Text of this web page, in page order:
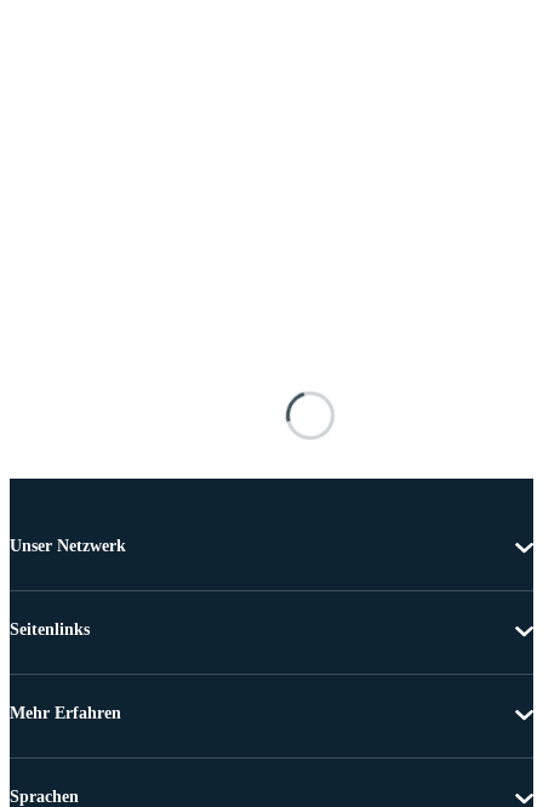
Unser Netzwerk
Seitenlinks
Mehr Erfahren
Sprachen